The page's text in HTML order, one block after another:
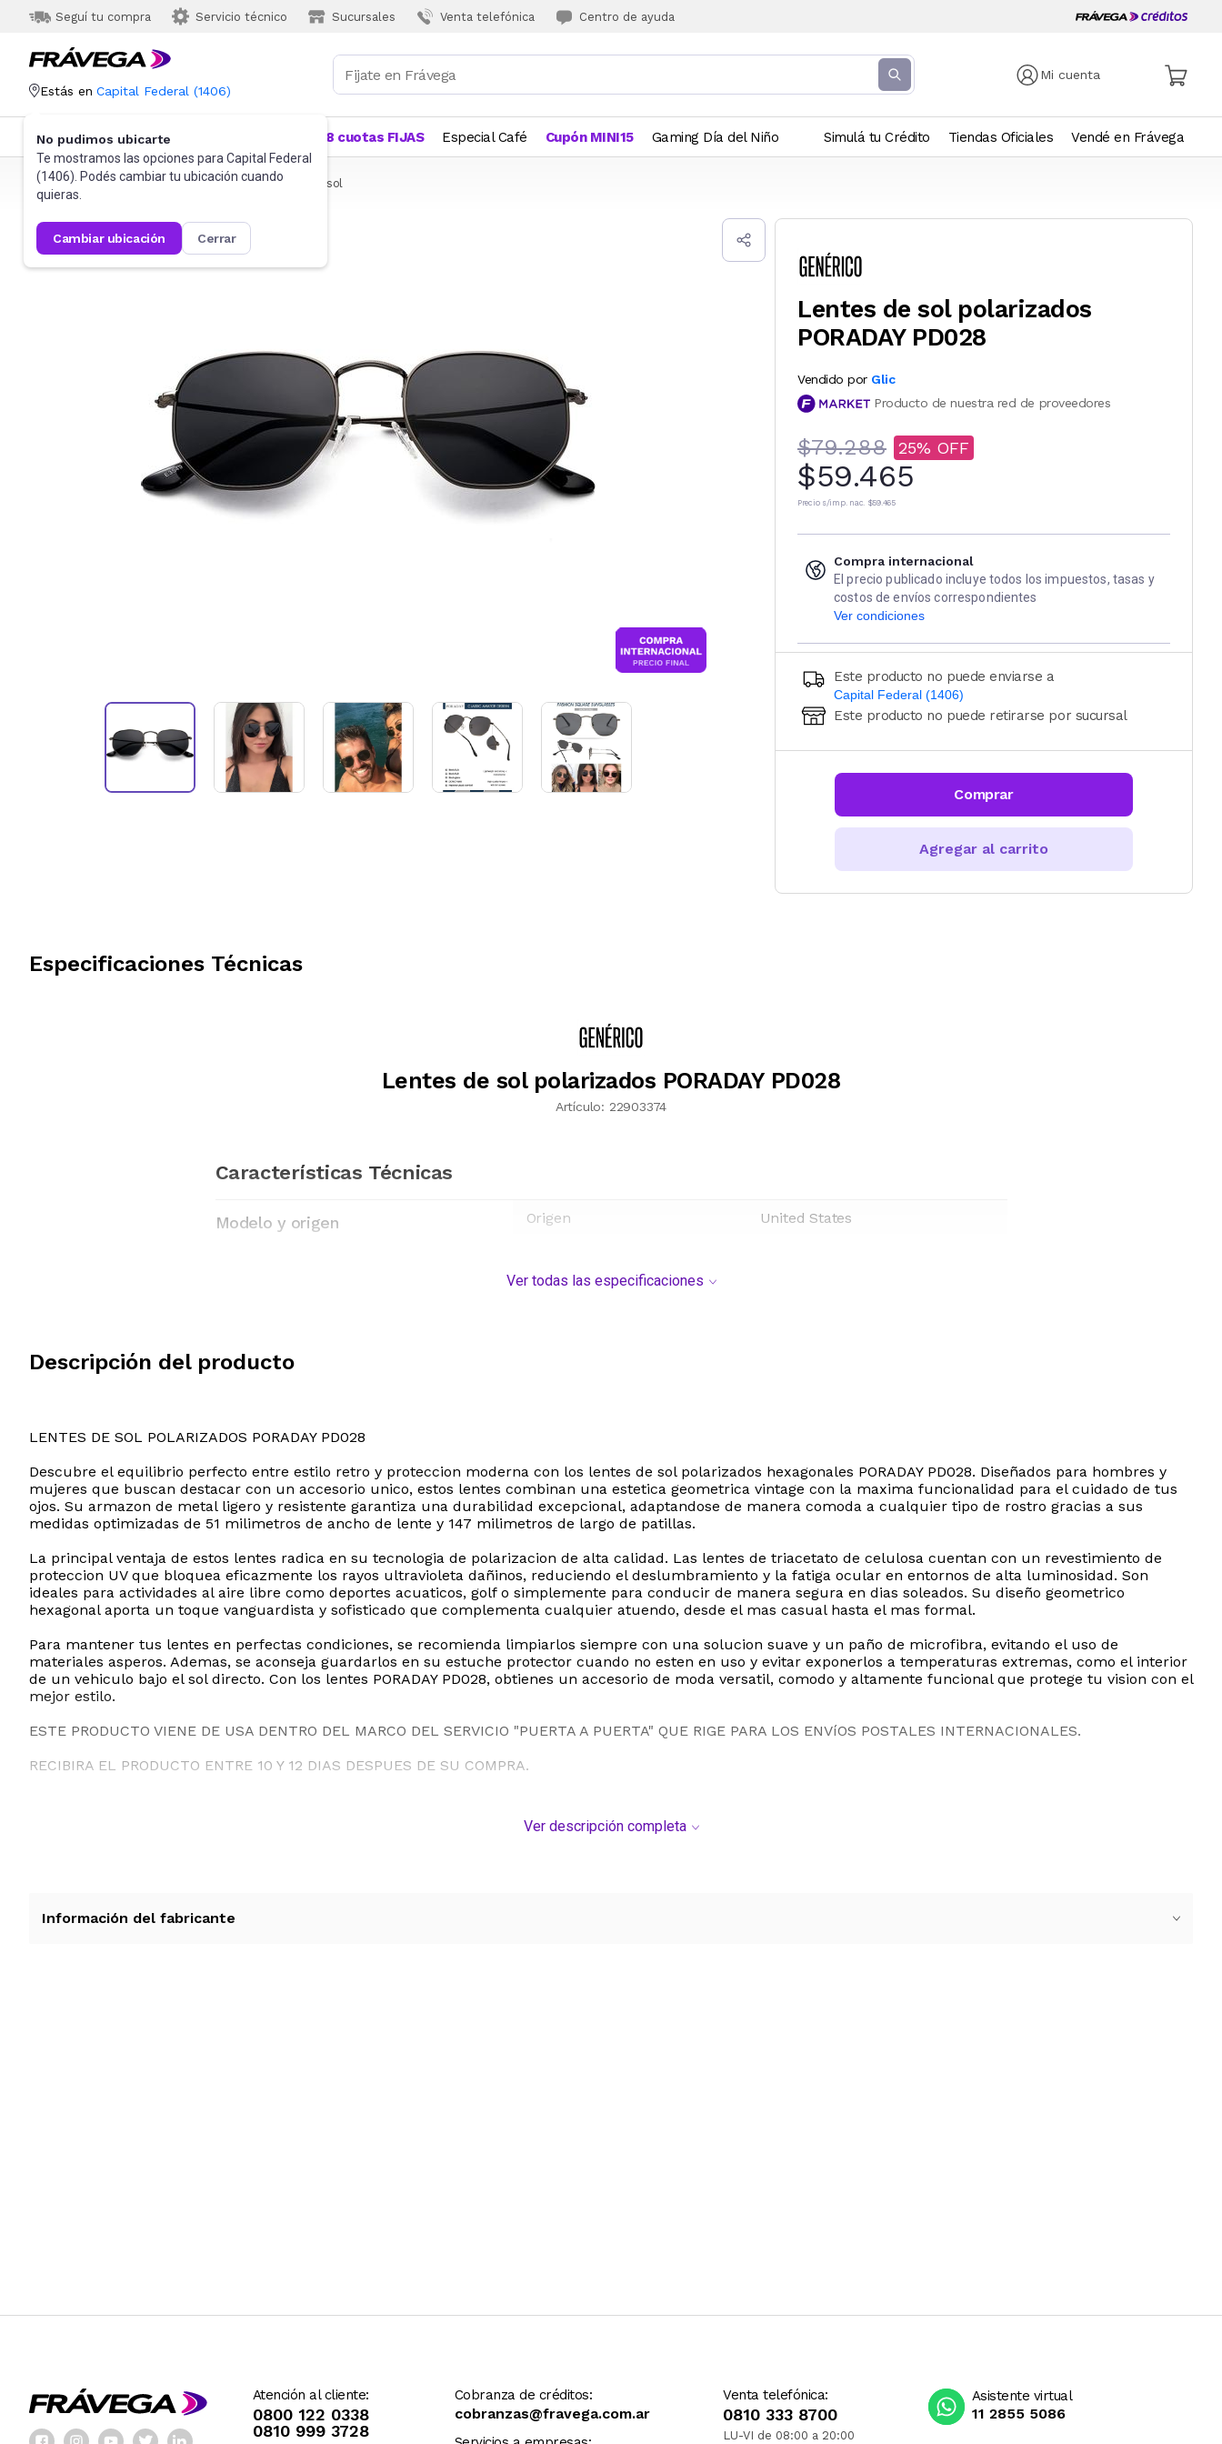
Seguí tu compra Servicio técnico Sucursales Venta telefónica Centro de ayuda
Mi cuenta
Estás en Capital Federal (1406)
No pudimos ubicarte
Te mostramos las opciones para Capital Federal
(1406). Podés cambiar tu ubicación cuando
quieras.
cambiar ubicación cerrar
Categorías Más Vendidos 18 cuotas FIJAS Especial Café Cupón MINI15 Gaming Día del Niño Simulá tu Crédito Tiendas Oficiales Vendé en Frávega
Frávega Indumentaria Accesorios Anteojos de sol
Lentes de sol polarizados
PORADAY PD028
Vendido por Glic
Producto de nuestra red de proveedores
$79.288 25
$59.465
Precio s/imp. nac. $59.465
Compra internacional
El precio publicado incluye todos los impuestos, tasas y
costos de envíos correspondientes
Ver condiciones
Este producto no puede enviarse a
Capital Federal (1406)
Ingresá código postal (sólo números)
CALCULAR
Este producto no puede retirarse por sucursal
Comprar
Agregar al carrito
Especificaciones Técnicas
Lentes de sol polarizados PORADAY PD028
Artículo: 22903374
Características Técnicas
Modelo y origen Origen United States
Ver todas las especificaciones
Descripción del producto
LENTES DE SOL POLARIZADOS PORADAY PD028
Descubre el equilibrio perfecto entre estilo retro y proteccion moderna con los lentes de sol polarizados hexagonales PORADAY PD028. Diseñados para hombres y
mujeres que buscan destacar con un accesorio unico, estos lentes combinan una estetica geometrica vintage con la maxima funcionalidad para el cuidado de tus
ojos. Su armazon de metal ligero y resistente garantiza una durabilidad excepcional, adaptandose de manera comoda a cualquier tipo de rostro gracias a sus
medidas optimizadas de 51 milimetros de ancho de lente y 147 milimetros de largo de patillas.
La principal ventaja de estos lentes radica en su tecnologia de polarizacion de alta calidad. Las lentes de triacetato de celulosa cuentan con un revestimiento de
proteccion UV que bloquea eficazmente los rayos ultravioleta dañinos, reduciendo el deslumbramiento y la fatiga ocular en entornos de alta luminosidad. Son
ideales para actividades al aire libre como deportes acuaticos, golf o simplemente para conducir de manera segura en dias soleados. Su diseño geometrico
hexagonal aporta un toque vanguardista y sofisticado que complementa cualquier atuendo, desde el mas casual hasta el mas formal.
Para mantener tus lentes en perfectas condiciones, se recomienda limpiarlos siempre con una solucion suave y un paño de microfibra, evitando el uso de
materiales asperos. Ademas, se aconseja guardarlos en su estuche protector cuando no esten en uso y evitar exponerlos a temperaturas extremas, como el interior
de un vehiculo bajo el sol directo. Con los lentes PORADAY PD028, obtienes un accesorio de moda versatil, comodo y altamente funcional que protege tu vision con el
mejor estilo.
ESTE PRODUCTO VIENE DE USA DENTRO DEL MARCO DEL SERVICIO "PUERTA A PUERTA" QUE RIGE PARA LOS ENVíOS POSTALES INTERNACIONALES.
RECIBIRA EL PRODUCTO ENTRE 10 Y 12 DIAS DESPUES DE SU COMPRA.
Ver descripción completa
Información del fabricante
Atención al cliente:
0800 122 0338
0810 999 3728
Cobranza de créditos:
cobranzas@fravega.com.ar
Venta telefónica:
0810 333 8700
LU-VI de 08:00 a 20:00
Asistente virtual
11 2855 5086